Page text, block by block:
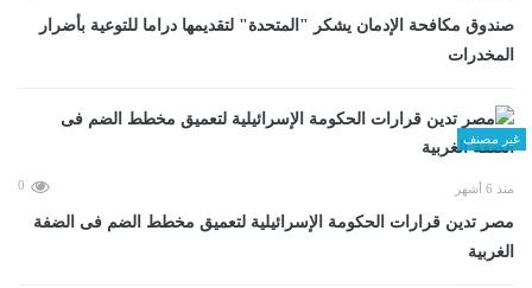
صندوق مكافحة الإدمان يشكر "المتحدة" لتقديمها دراما للتوعية بأضرار
المخدرات
غير مصنف
منذ 6 أشهر 0
مصر تدين قرارات الحكومة الإسرائيلية لتعميق مخطط الضم فى الضفة
الغربية